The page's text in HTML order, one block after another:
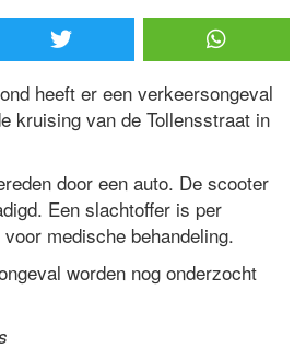
heeft er een verkeersongeval
kruising van de Tollensstraat in
door een auto. De scooter
Een slachtoffer is per
medische behandeling.
worden nog onderzocht